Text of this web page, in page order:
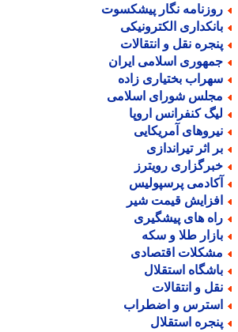
نگار پیشکسوت
الکترونیکی
نقل و انتقالات
اسلامی ایران
بختیاری زاده
شورای اسلامی
کنفرانس اروپا
آمریکایی
اثر تیراندازی
رویترز
پرسپولیس
قیمت شیر
های پیشگیری
طلا و سکه
اقتصادی
استقلال
و انتقالات
و اضطراب
استقلال